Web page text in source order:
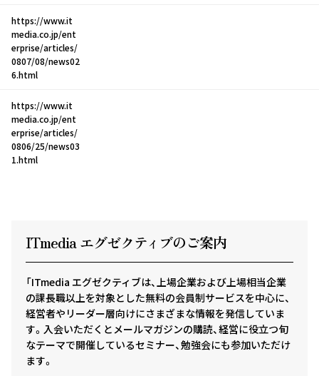
https://www.it
media.co.jp/ent
erprise/articles/
0807/08/news02
6.html
https://www.it
media.co.jp/ent
erprise/articles/
0806/25/news03
1.html
ITmedia エグゼクティ ブのご案内
「ITmedia エグゼクティブは、上場企業および上場相当企業
の課長職以上を対象とした無料の会員制サービスを中心に、
経営者やリーダー層向けにさまざまな情報を発信していま
す。入会いただくとメールマガジンの購読、経営に役立つ旬
なテーマで開催しているセミナー、勉強会にも参加いただけ
ます。